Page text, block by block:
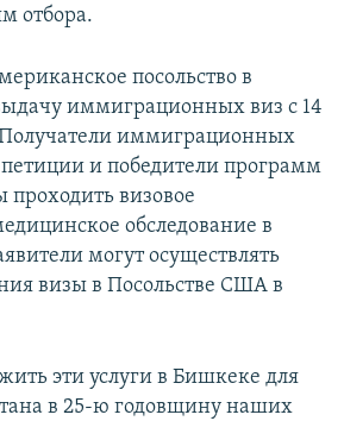
отбора.
посольство в
иммиграционных виз с 14
Получатели иммиграционных
и победители программ
визовое
обследование в
могут осуществлять
визы в Посольстве США в
эти услуги в Бишкеке для
в 25-ю годовщину наших